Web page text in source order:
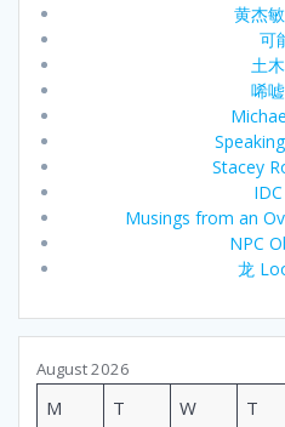
黄杰
可
土
唏
Stacey
Musings from an
NPC
龙
August 2026
M T W T